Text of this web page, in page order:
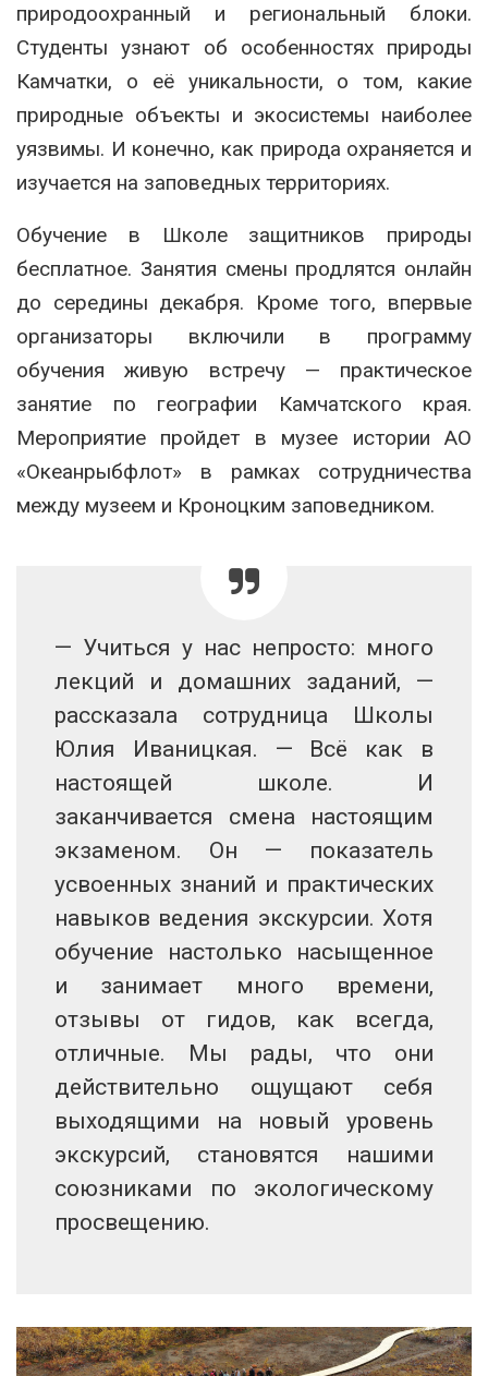
природоохранный и региональный блоки.
Студенты узнают об особенностях природы
Камчатки, о её уникальности, о том, какие
природные объекты и экосистемы наиболее
уязвимы. И конечно, как природа охраняется и
изучается на заповедных территориях.
Обучение в Школе защитников природы
бесплатное. Занятия смены продлятся онлайн
до середины декабря. Кроме того, впервые
организаторы включили в программу
обучения живую встречу — практическое
занятие по географии Камчатского края.
Мероприятие пройдет в музее истории АО
«Океанрыбфлот» в рамках сотрудничества
между музеем и Кроноцким заповедником.
— Учиться у нас непросто: много
лекций и домашних заданий, —
рассказала сотрудница Школы
Юлия Иваницкая. — Всё как в
настоящей школе. И
заканчивается смена настоящим
экзаменом. Он — показатель
усвоенных знаний и практических
навыков ведения экскурсии. Хотя
обучение настолько насыщенное
и занимает много времени,
отзывы от гидов, как всегда,
отличные. Мы рады, что они
действительно ощущают себя
выходящими на новый уровень
экскурсий, становятся нашими
союзниками по экологическому
просвещению.